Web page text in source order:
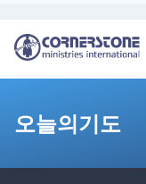
오늘의기도